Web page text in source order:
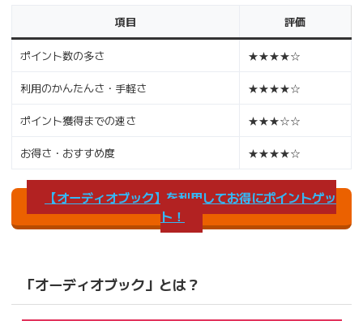
項目 評価
ポイント数の多さ ★★★★☆
利用のかんたんさ・手軽さ ★★★★☆
ポイント獲得までの速さ ★★★☆☆
お得さ・おすすめ度 ★★★★☆
【オーディオブック】を利用してお得にポイントゲッ
ト！
「オーディオブック」とは？